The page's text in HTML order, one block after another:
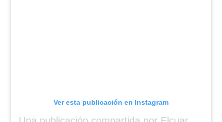
Ver esta publicación en Instagram